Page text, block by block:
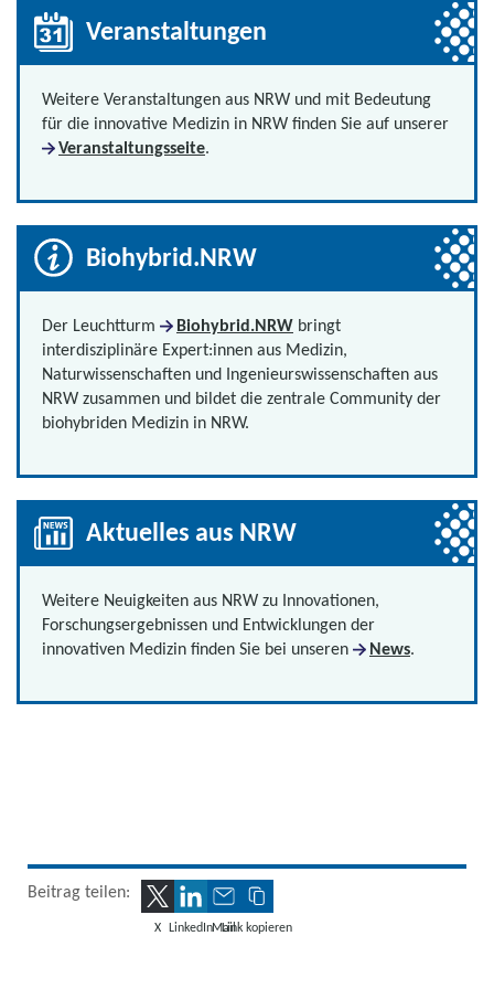
Veranstaltungen
Weitere Veranstaltungen aus NRW und mit Bedeutung
für die innovative Medizin in NRW finden Sie auf unserer
Veranstaltungsseite.
Biohybrid.NRW
Der Leuchtturm Biohybrid.NRW bringt
interdisziplinäre Expert:innen aus Medizin,
Naturwissenschaften und Ingenieurswissenschaften aus
NRW zusammen und bildet die zentrale Community der
biohybriden Medizin in NRW.
Aktuelles aus NRW
Weitere Neuigkeiten aus NRW zu Innovationen,
Forschungsergebnissen und Entwicklungen der
innovativen Medizin finden Sie bei unseren
News.
Beitrag teilen:
X LinkedInMailLink kopieren